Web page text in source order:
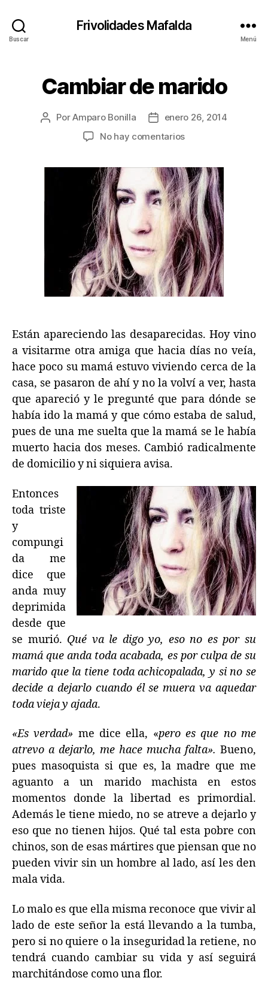
Buscar
Frivolidades Mafalda
Menú
CategoríasCambiar de marido
Autor
PorAmparo Bonilla
Fecha
de
enero 26, 2014
No hay comentariosen
marido
Están apareciendo las desaparecidas. Hoy vino
a visitarme otra amiga que hacia días no veía,
hace poco su mamá estuvo viviendo cerca de la
casa, se pasaron de ahí y no la volví a ver, hasta
que apareció y le pregunté que para dónde se
había ido la mamá y que cómo estaba de salud,
pues de una me suelta que la mamá se le había
muerto hacia dos meses. Cambió radicalmente
de domicilio y ni siquiera avisa.
Entonces
toda triste
y
compungi
da me
dice que
anda muy
deprimida
desde que
se murió. Qué va le digo yo, eso no es por su
mamá que anda toda acabada, es por culpa de su
marido que la tiene toda achicopalada, y si no se
decide a dejarlo cuando él se muera va aquedar
toda vieja y ajada.
«Es verdad» me dice ella, «pero es que no me
atrevo a dejarlo, me hace mucha falta». Bueno,
pues masoquista si que es, la madre que me
aguanto a un marido machista en estos
momentos donde la libertad es primordial.
Además le tiene miedo, no se atreve a dejarlo y
eso que no tienen hijos. Qué tal esta pobre con
chinos, son de esas mártires que piensan que no
pueden vivir sin un hombre al lado, así les den
mala vida.
Lo malo es que ella misma reconoce que vivir al
lado de este señor la está llevando a la tumba,
pero si no quiere o la inseguridad la retiene, no
tendrá cuando cambiar su vida y así seguirá
marchitándose como una flor.